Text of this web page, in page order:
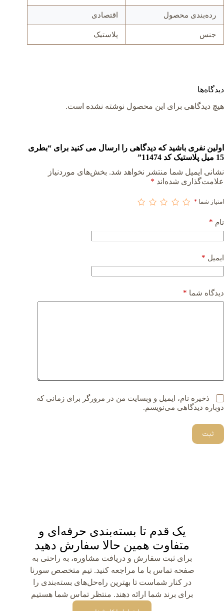
رده‌بندی محصول اقتصادی
جنس پلاستیک
دیدگاه‌ها
هیچ دیدگاهی برای این محصول نوشته نشده است.
اولین نفری باشید که دیدگاهی را ارسال می کنید برای “بطری
15 میل پلاستیک کد 11474”
نشانی ایمیل شما منتشر نخواهد شد. بخش‌های موردنیاز
علامت‌گذاری شده‌اند *
امتیاز شما *
نام *
ایمیل *
دیدگاه شما *
ذخیره نام، ایمیل و وبسایت من در مرورگر برای زمانی که
دوباره دیدگاهی می‌نویسم.
ثبت
یک قدم تا بسته‌بندی حرفه‌ای و
متفاوت همین حالا سفارش دهید
برای ثبت سفارش و دریافت مشاوره، به راحتی به
صفحه تماس با ما مراجعه کنید. تیم متخصص سورنا
در کنار شماست تا بهترین راه‌حل‌های بسته‌بندی را
برای برند شما ارائه دهند. منتظر تماس شما هستیم